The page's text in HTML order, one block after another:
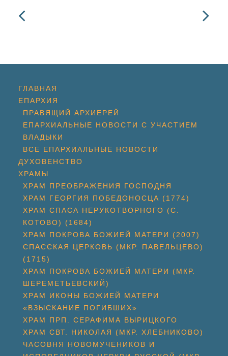
ГЛАВНАЯ
ЕПАРХИЯ
ПРАВЯЩИЙ АРХИЕРЕЙ
ЕПАРХИАЛЬНЫЕ НОВОСТИ С УЧАСТИЕМ
ВЛАДЫКИ
ВСЕ ЕПАРХИАЛЬНЫЕ НОВОСТИ
ДУХОВЕНСТВО
ХРАМЫ
ХРАМ ПРЕОБРАЖЕНИЯ ГОСПОДНЯ
ХРАМ ГЕОРГИЯ ПОБЕДОНОСЦА (1774)
ХРАМ СПАСА НЕРУКОТВОРНОГО (С.
КОТОВО) (1684)
ХРАМ ПОКРОВА БОЖИЕЙ МАТЕРИ (2007)
СПАССКАЯ ЦЕРКОВЬ (МКР. ПАВЕЛЬЦЕВО)
(1715)
ХРАМ ПОКРОВА БОЖИЕЙ МАТЕРИ (МКР.
ШЕРЕМЕТЬЕВСКИЙ)
ХРАМ ИКОНЫ БОЖИЕЙ МАТЕРИ
«ВЗЫСКАНИЕ ПОГИБШИХ»
ХРАМ ПРП. СЕРАФИМА ВЫРИЦКОГО
ХРАМ СВТ. НИКОЛАЯ (МКР. ХЛЕБНИКОВО)
ЧАСОВНЯ НОВОМУЧЕНИКОВ И